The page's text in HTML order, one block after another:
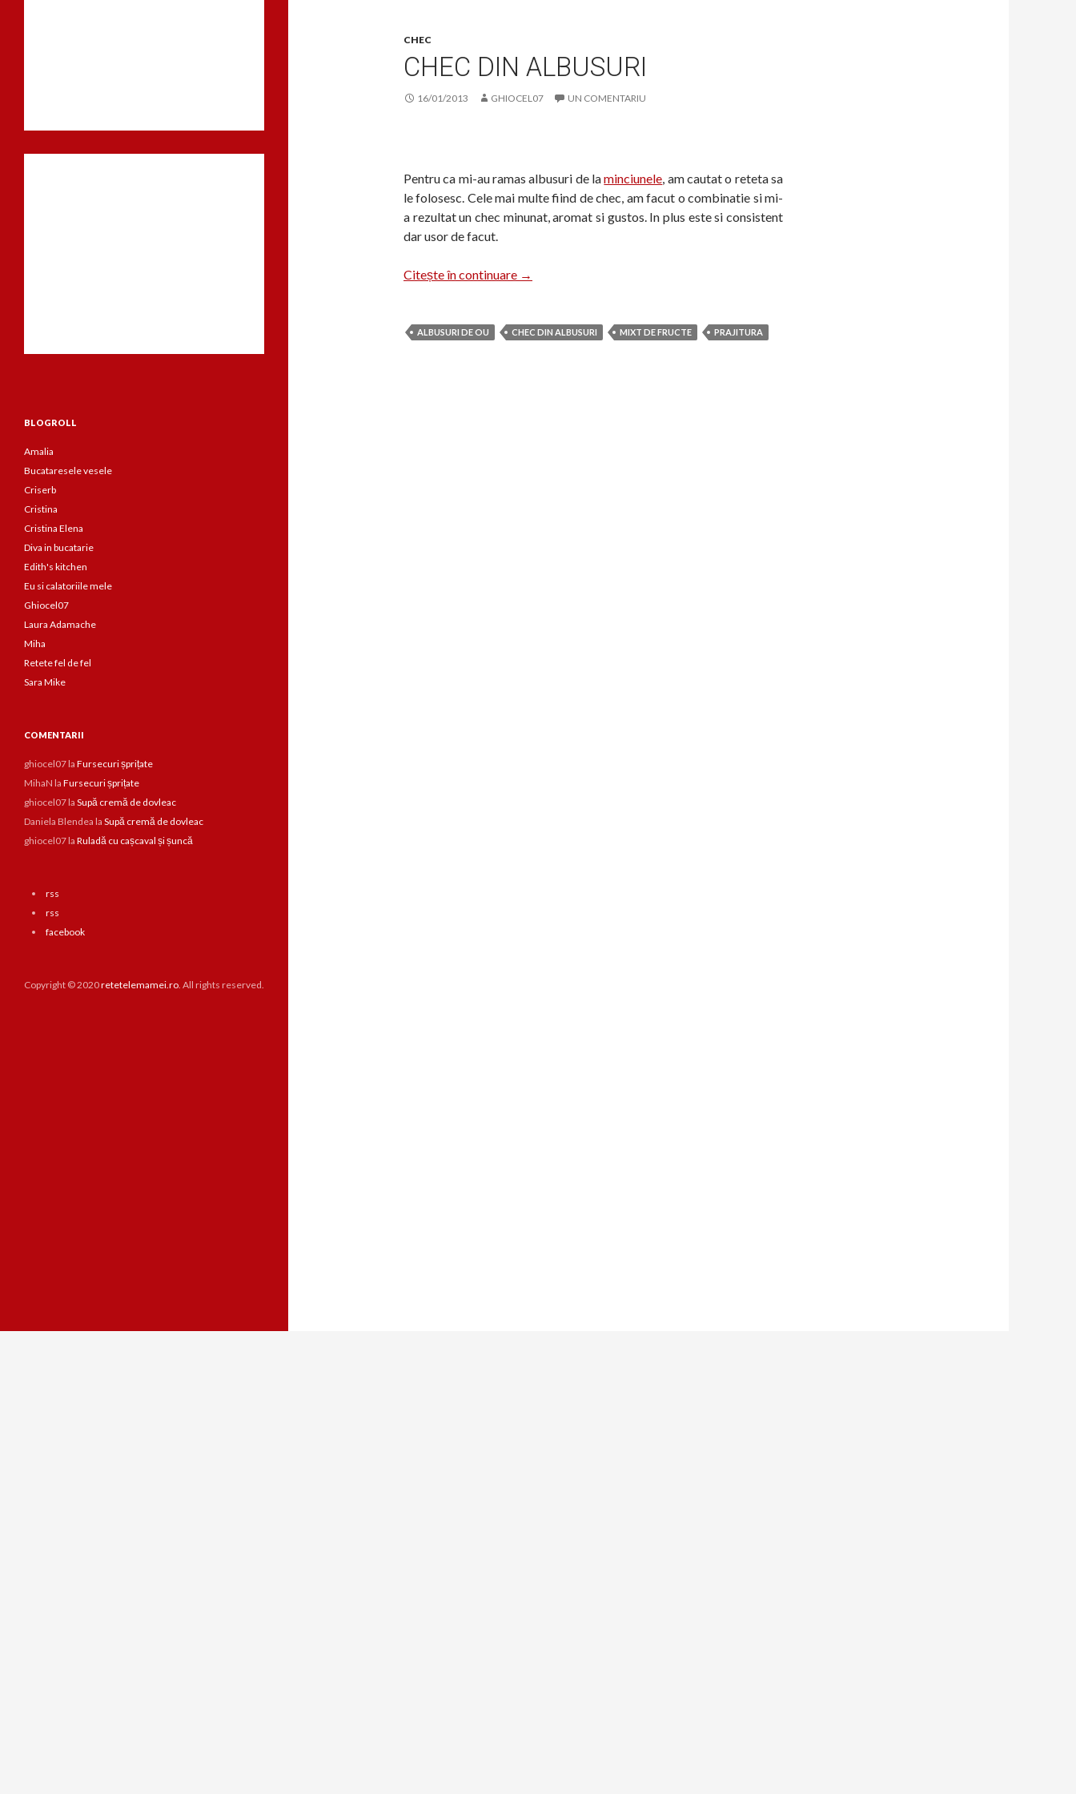
CHEC
CHEC DIN ALBUSURI
16/01/2013 GHIOCEL07 UN COMENTARIU
Pentru ca mi-au ramas albusuri de laminciunele, am cautat o reteta sa
le folosesc. Cele mai multe fiind de chec, am facut o combinatie si mi-
a rezultat un chec minunat, aromat si gustos. In plus este si consistent
dar usor de facut.
Citește în continuare Chec din albusuri
→
ALBUSURI DE OU CHEC DIN ALBUSURI MIXT DE FRUCTE PRAJITURA
BLOGROLL
Amalia
Bucataresele vesele
Criserb
Cristina
Cristina Elena
Diva in bucatarie
Edith's kitchen
Eu si calatoriile mele
Ghiocel07
Laura Adamache
Miha
Retete fel de fel
Sara Mike
COMENTARII
ghiocel07la Fursecuri șprițate
MihaN la Fursecuri șprițate
ghiocel07la Supă cremă de dovleac
Daniela Blendea la Supă cremă de dovleac
ghiocel07la Ruladă cu cașcaval și șuncă
rss
rss
facebook
Copyright © 2020retetelemamei.ro. All rights reserved.